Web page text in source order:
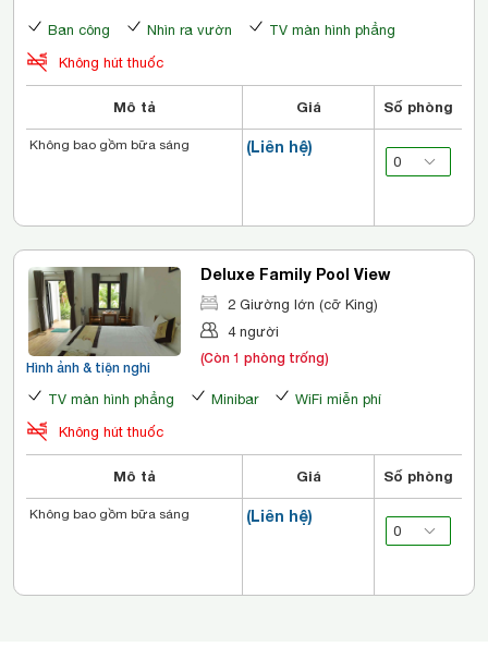
Ban công Nhìn ra vườn
TV màn hình phẳng
Không hút thuốc
Mô tả Giá Số phòng
(Liên hệ)
Không bao gồm bữa sáng
Hình ảnh & tiện nghi
Deluxe Family Pool View
2 Giường lớn (cỡ King)
4 người
(Còn 1 phòng trống)
TV màn hình phẳng Minibar
WiFi miễn phí
Không hút thuốc
Mô tả Giá Số phòng
(Liên hệ)
Không bao gồm bữa sáng